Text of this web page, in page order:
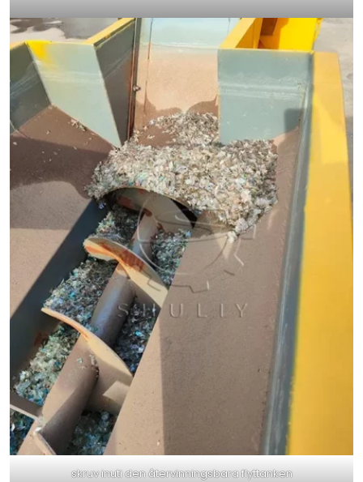
skruv inuti den återvinningsbara flyttanken